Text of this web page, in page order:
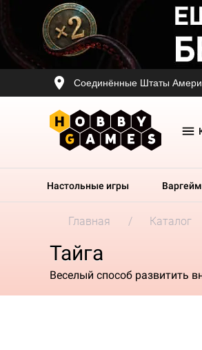
Соединённые Штаты
Настольные игры
Главная Каталог
Тайга
Веселый способ развитить